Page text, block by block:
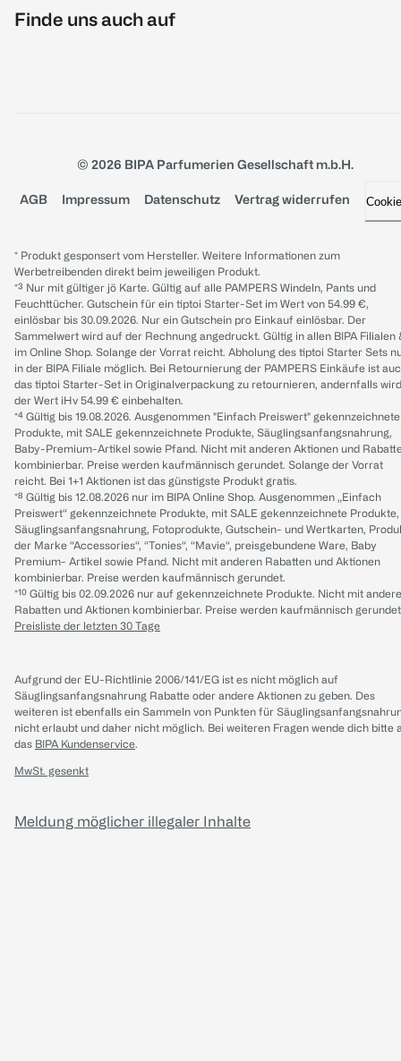
Finde uns auch auf
© 2026 BIPA Parfumerien Gesellschaft m.b.H.
AGB Impressum Datenschutz Vertrag widerrufen
* Produkt gesponsert vom Hersteller. Weitere Informationen zum
Werbetreibenden direkt beim jeweiligen Produkt.
*³ Nur mit gültiger jö Karte. Gültig auf alle PAMPERS Windeln, Pants und
Feuchttücher. Gutschein für ein tiptoi Starter-Set im Wert von 54.99 €,
einlösbar bis 30.09.2026. Nur ein Gutschein pro Einkauf einlösbar. Der
Sammelwert wird auf der Rechnung angedruckt. Gültig in allen BIPA Filialen
im Online Shop. Solange der Vorrat reicht. Abholung des tiptoi Starter Sets
in der BIPA Filiale möglich. Bei Retournierung der PAMPERS Einkäufe ist
das tiptoi Starter-Set in Originalverpackung zu retournieren, andernfalls wird
der Wert iHv 54.99 € einbehalten.
*⁴ Gültig bis 19.08.2026. Ausgenommen "Einfach Preiswert" gekennzeichnete
Produkte, mit SALE gekennzeichnete Produkte, Säuglingsanfangsnahrung,
Baby-Premium-Artikel sowie Pfand. Nicht mit anderen Aktionen und
kombinierbar. Preise werden kaufmännisch gerundet. Solange der Vorrat
reicht. Bei 1+1 Aktionen ist das günstigste Produkt gratis.
*⁸ Gültig bis 12.08.2026 nur im BIPA Online Shop. Ausgenommen „Einfach
Preiswert“ gekennzeichnete Produkte, mit SALE gekennzeichnete Produkte,
Säuglingsanfangsnahrung, Fotoprodukte, Gutschein- und Wertkarten,
der Marke “Accessories“, “Tonies“, “Mavie“, preisgebundene Ware, Baby
Premium- Artikel sowie Pfand. Nicht mit anderen Rabatten und Aktionen
kombinierbar. Preise werden kaufmännisch gerundet.
*¹⁰ Gültig bis 02.09.2026 nur auf gekennzeichnete Produkte. Nicht mit
Rabatten und Aktionen kombinierbar. Preise werden kaufmännisch
Preisliste der letzten 30 Tage
Aufgrund der EU-Richtlinie 2006/141/EG ist es nicht möglich auf
Säuglingsanfangsnahrung Rabatte oder andere Aktionen zu geben. Des
weiteren ist ebenfalls ein Sammeln von Punkten für
nicht erlaubt und daher nicht möglich. Bei weiteren Fragen wende dich bitte
das BIPA Kundenservice.
MwSt. gesenkt
Meldung möglicher illegaler Inhalte